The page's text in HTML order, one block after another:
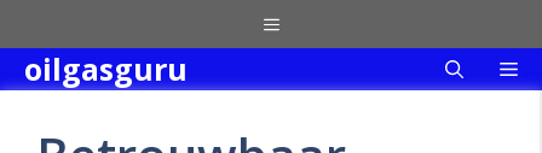
to
content
Menu
oilgasguru